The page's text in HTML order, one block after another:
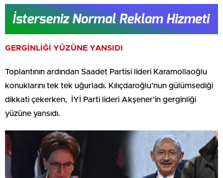
GERGİNLİĞİ YÜZÜNE YANSIDI
Toplantının ardından Saadet Partisi lideri Karamollaoğlu
konuklarını tek tek uğurladı. Kılıçdaroğlu’nun gülümsediği
dikkati çekerken, İYİ Parti lideri Akşener’in gerginliği
yüzüne yansıdı.